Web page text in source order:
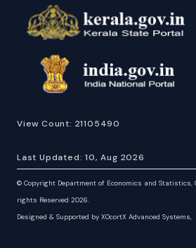
View Count: 21105490
Last Updated:10, Aug 2026
© Copyright Department of Economics and Statistics,
rights Reserved 2026.
Designed & Supported by XOcortX Advanced Systems,